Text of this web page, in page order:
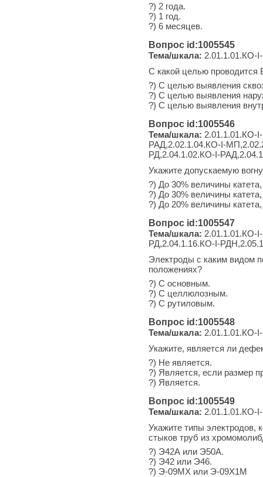
?) 2 года.
?) 1 год.
?) 6 месяцев.
Вопрос id:1005545
Тема/шкала: 2.01.1.01.КО-
С какой целью
?) С целью выявления
?) С целью выявления
?) С целью выявления
Вопрос id:1005546
Тема/шкала: 2.01.1.01.КО-
РАД,2.02.1.04.КО-I-
РД,2.04.1.02.КО-I-
Укажите допускаемую
?) До 30% величины
?) До 30% величины
?) До 20% величины
Вопрос id:1005547
Тема/шкала: 2.01.1.01.КО-
РД,2.04.1.16.КО-I-
Электроды с каким видом
положениях?
?) С основным.
?) С целлюлозным.
?) С рутиловым.
Вопрос id:1005548
Тема/шкала: 2.01.1.01.КО-
Укажите, является ли
?) Не является.
?) Является, если размер
?) Является.
Вопрос id:1005549
Тема/шкала: 2.01.1.01.КО-
Укажите типы электродов,
стыков труб из
?) Э42А или Э50А.
?) Э42 или Э46.
?) Э-09МХ или Э-09Х1М